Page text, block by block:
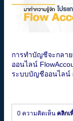
การทำบัญชีจะกลา
ออนไลน์
ระบบบัญชีออนไลน์
0 ความคิดเห็น คลิกเ